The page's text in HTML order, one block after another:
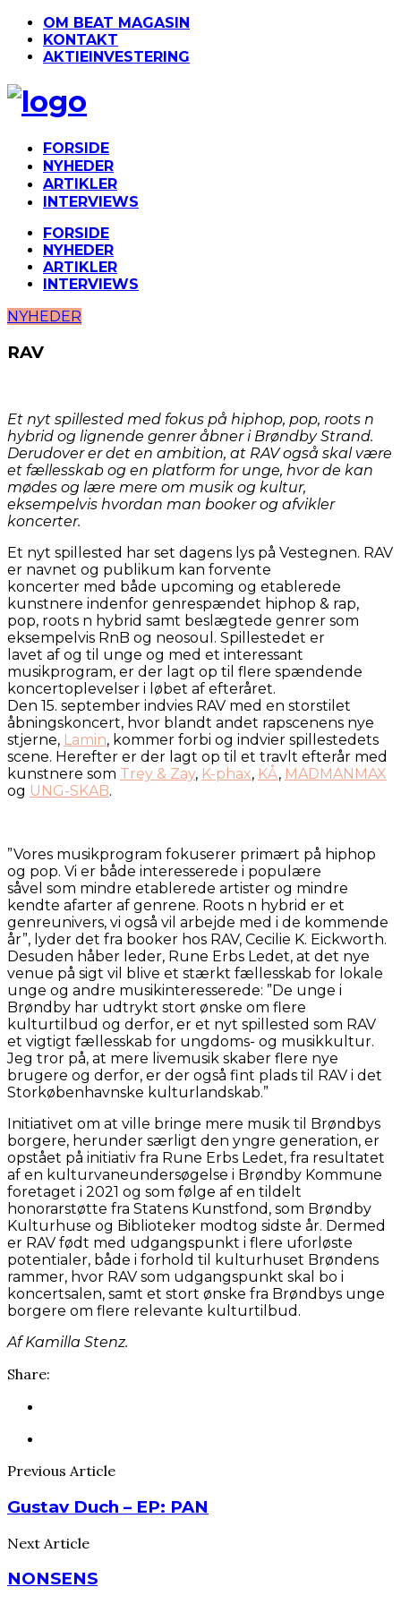
OM BEAT MAGASIN
KONTAKT
AKTIEINVESTERING
FORSIDE
NYHEDER
ARTIKLER
INTERVIEWS
FORSIDE
NYHEDER
ARTIKLER
INTERVIEWS
NYHEDER
RAV
Et nyt spillested med fokus på hiphop, pop, roots n
hybrid og lignende genrer åbner i Brøndby Strand.
Derudover er det en ambition, at RAV også skal være
et fællesskab og en platform for unge, hvor de kan
mødes og lære mere om musik og kultur,
eksempelvis hvordan man booker og afvikler
koncerter.
Et nyt spillested har set dagens lys på Vestegnen. RAV
er navnet og publikum kan forvente
koncerter med både upcoming og etablerede
kunstnere indenfor genrespændet hiphop & rap,
pop, roots n hybrid samt beslægtede genrer som
eksempelvis RnB og neosoul. Spillestedet er
lavet af og til unge og med et interessant
musikprogram, er der lagt op til flere spændende
koncertoplevelser i løbet af efteråret.
Den 15. september indvies RAV med en storstilet
åbningskoncert, hvor blandt andet rapscenens nye
stjerne, Lamin, kommer forbi og indvier spillestedets
scene. Herefter er der lagt op til et travlt efterår med
kunstnere som Trey & Zay, K-phax, KÅ, MADMANMAX
og UNG-SKAB.
”Vores musikprogram fokuserer primært på hiphop
og pop. Vi er både interesserede i populære
såvel som mindre etablerede artister og mindre
kendte afarter af genrene. Roots n hybrid er et
genreunivers, vi også vil arbejde med i de kommende
år”, lyder det fra booker hos RAV, Cecilie K. Eickworth.
Desuden håber leder, Rune Erbs Ledet, at det nye
venue på sigt vil blive et stærkt fællesskab for lokale
unge og andre musikinteresserede: ”De unge i
Brøndby har udtrykt stort ønske om flere
kulturtilbud og derfor, er et nyt spillested som RAV
et vigtigt fællesskab for ungdoms- og musikkultur.
Jeg tror på, at mere livemusik skaber flere nye
brugere og derfor, er der også fint plads til RAV i det
Storkøbenhavnske kulturlandskab.”
Initiativet om at ville bringe mere musik til Brøndbys
borgere, herunder særligt den yngre generation, er
opstået på initiativ fra Rune Erbs Ledet, fra resultatet
af en kulturvaneundersøgelse i Brøndby Kommune
foretaget i 2021 og som følge af en tildelt
honorarstøtte fra Statens Kunstfond, som Brøndby
Kulturhuse og Biblioteker modtog sidste år. Dermed
er RAV født med udgangspunkt i flere uforløste
potentialer, både i forhold til kulturhuset Brøndens
rammer, hvor RAV som udgangspunkt skal bo i
koncertsalen, samt et stort ønske fra Brøndbys unge
borgere om flere relevante kulturtilbud.
Af Kamilla Stenz.
Share:
Previous Article
Gustav Duch – EP: PAN
Next Article
NONSENS